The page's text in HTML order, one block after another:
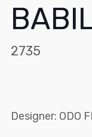
2735
Designer: ODO